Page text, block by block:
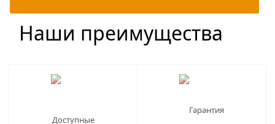
Наши преимущества